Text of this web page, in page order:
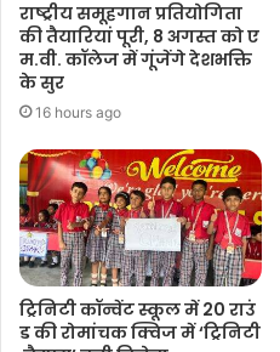
राष्ट्रीय समूहगान प्रतियोगिता
की तैयारियां पूरी, 8 अगस्त को ए
म.वी. कॉलेज में गूंजेंगे देशभक्ति
के सुर
16 hours ago
ट्रिनिटी कॉन्वेंट स्कूल में 20 राउं
ड की रोमांचक क्विज में ‘ट्रिनिटी